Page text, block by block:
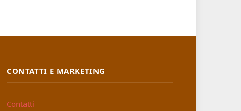
CONTATTI E MARKETING
Contatti